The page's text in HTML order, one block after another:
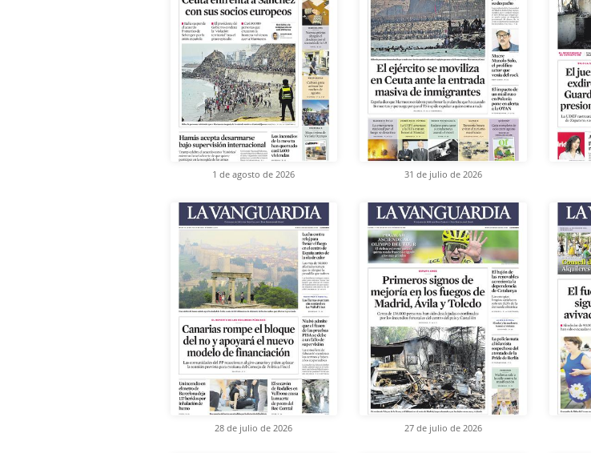
1 de agosto de 2026 31 de julio de 2026
28 de julio de 2026 27 de julio de 2026